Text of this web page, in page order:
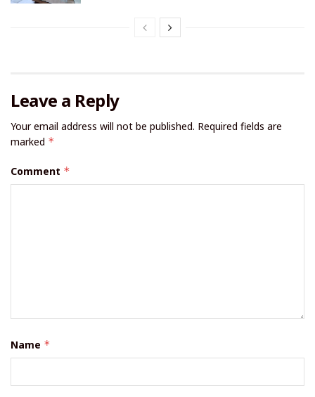
Leave a Reply
Your email address will not be published. Required fields are
marked *
Comment *
Name *